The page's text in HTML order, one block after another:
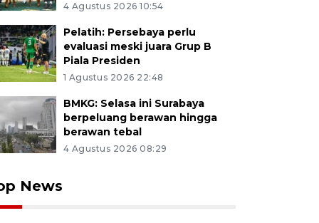
4 Agustus 2026 10:54
Pelatih: Persebaya perlu
evaluasi meski juara Grup B
Piala Presiden
1 Agustus 2026 22:48
BMKG: Selasa ini Surabaya
berpeluang berawan hingga
berawan tebal
4 Agustus 2026 08:29
News